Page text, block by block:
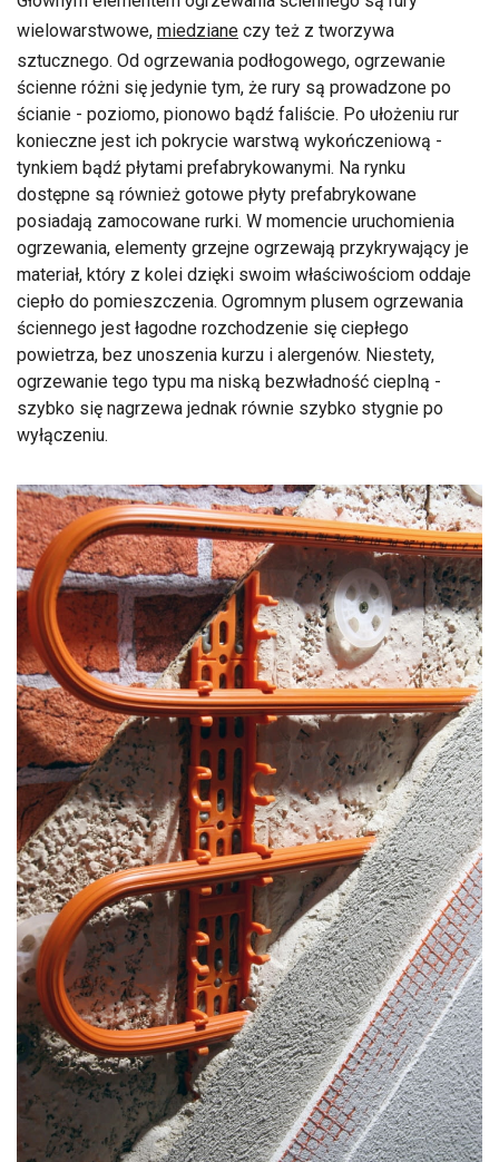
wielowarstwowe, miedziane czy też z tworzywa
sztucznego. Od ogrzewania podłogowego, ogrzewanie
ścienne różni się jedynie tym, że rury są prowadzone po
ścianie - poziomo, pionowo bądź faliście. Po ułożeniu rur
konieczne jest ich pokrycie warstwą wykończeniową -
tynkiem bądź płytami prefabrykowanymi. Na rynku
dostępne są również gotowe płyty prefabrykowane
posiadają zamocowane rurki. W momencie uruchomienia
ogrzewania, elementy grzejne ogrzewają przykrywający je
materiał, który z kolei dzięki swoim właściwościom oddaje
ciepło do pomieszczenia. Ogromnym plusem ogrzewania
ściennego jest łagodne rozchodzenie się ciepłego
powietrza, bez unoszenia kurzu i alergenów. Niestety,
ogrzewanie tego typu ma niską bezwładność cieplną -
szybko się nagrzewa jednak równie szybko stygnie po
wyłączeniu.